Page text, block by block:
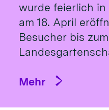
wurde feierlich
am 18. April
Besucher bis
Mehr